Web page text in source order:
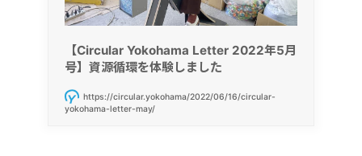
【Circular Yokohama Letter 2022年5月
号】資源循環を体験しました
https://circular.yokohama/2022/06/16/circular-
yokohama-letter-may/